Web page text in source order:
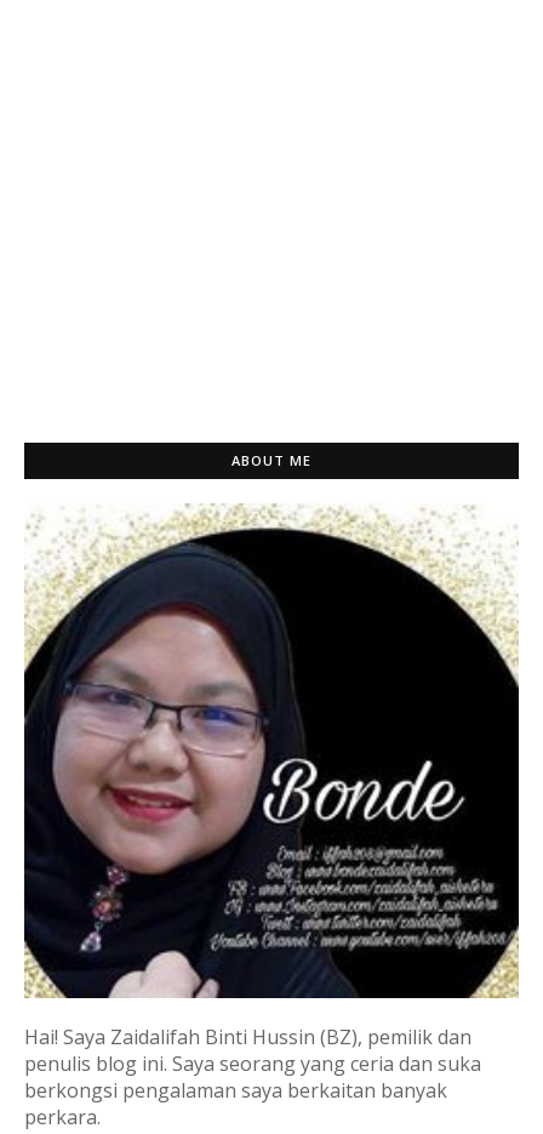
ABOUT ME
Hai! Saya Zaidalifah Binti Hussin (BZ), pemilik dan
penulis blog ini. Saya seorang yang ceria dan suka
berkongsi pengalaman saya berkaitan banyak
perkara.